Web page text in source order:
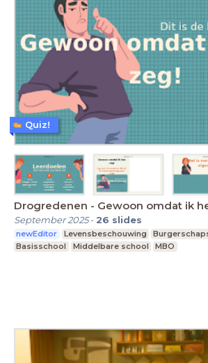
Drogredenen - Gewoon omdat ik
September 2025- 26 slides
newEditor Levensbeschouwing
Basisschool
Middelbare school MBO
Quiz!